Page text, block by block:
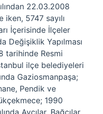
22.03.2008
5747 sayılı
İçerisinde İlçeler
Değişiklik Yapılması
tarihinde Resmi
ilçe belediyeleri
Gaziosmanpaşa;
Pendik ve
1990
Avcılar, Bağcılar,